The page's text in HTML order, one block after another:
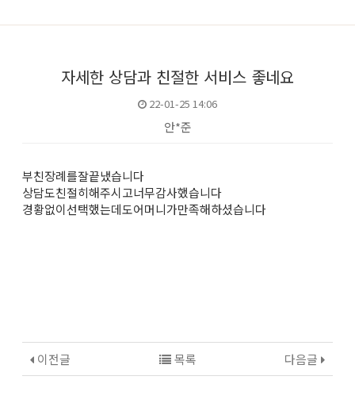
자세한 상담과 친절한 서비스 좋네요
22-01-25 14:06
안*준
본문
부친장례를잘끝냈습니다
상담도친절히해주시고너무감사했습니다
경황없이선택했는데도어머니가만족해하셨습니다
이전글 다음글
목록